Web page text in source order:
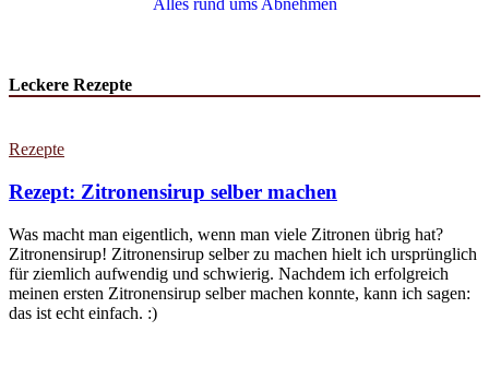
Alles rund ums Abnehmen
Leckere Rezepte
Rezepte
Rezept: Zitronensirup selber machen
Was macht man eigentlich, wenn man viele Zitronen übrig hat?
Zitronensirup! Zitronensirup selber zu machen hielt ich ursprünglich
für ziemlich aufwendig und schwierig. Nachdem ich erfolgreich
meinen ersten Zitronensirup selber machen konnte, kann ich sagen:
das ist echt einfach. :)